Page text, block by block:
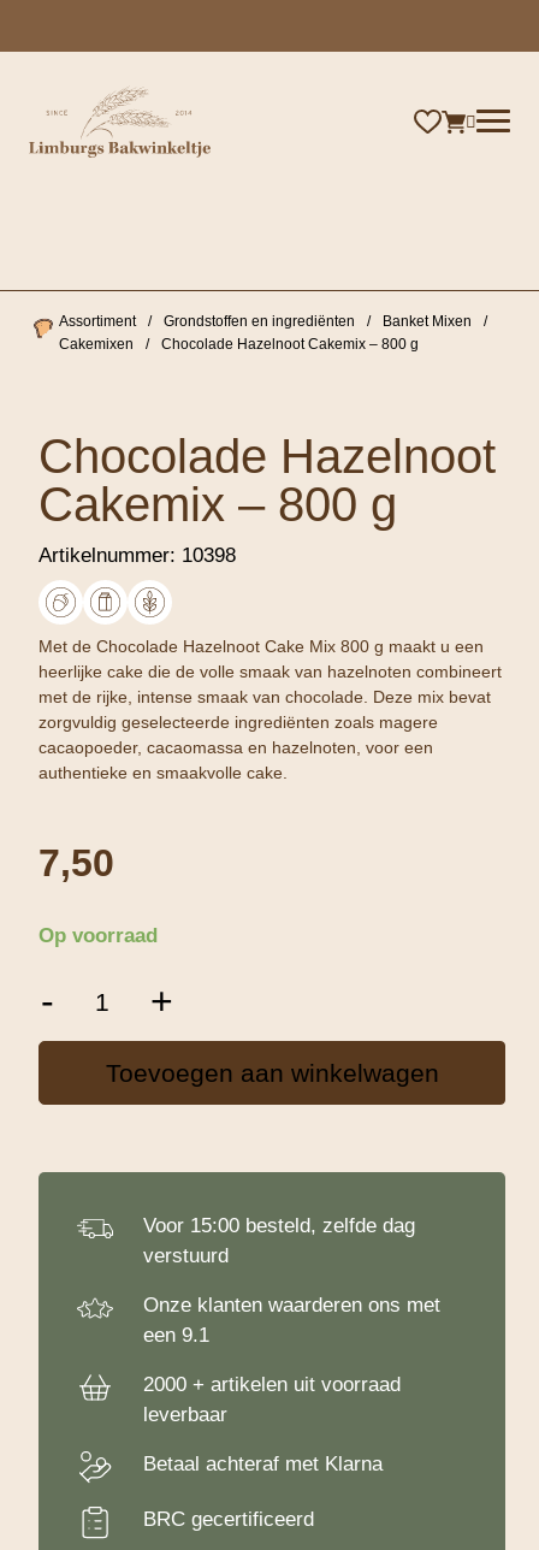
Assortiment / Grondstoffen en ingrediënten / Banket Mixen
/
Cakemixen
/ Chocolade Hazelnoot Cakemix – 800 g
Chocolade Hazelnoot
Cakemix – 800 g
Artikelnummer: 10398
Met de Chocolade Hazelnoot Cake Mix 800 g maakt u een
heerlijke cake die de volle smaak van hazelnoten combineert
met de rijke, intense smaak van chocolade. Deze mix bevat
zorgvuldig geselecteerde ingrediënten zoals magere
cacaopoeder, cacaomassa en hazelnoten, voor een
authentieke en smaakvolle cake.
7,50
Op voorraad
-
Hazelnoot
-
g
+
Toevoegen aan winkelwagen
Voor 15:00 besteld, zelfde dag
verstuurd
Onze klanten waarderen ons met
een 9.1
2000 + artikelen uit voorraad
leverbaar
Betaal achteraf met Klarna
BRC gecertificeerd